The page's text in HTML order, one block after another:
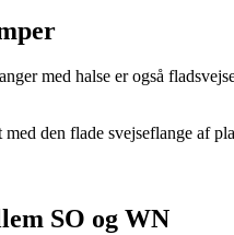
med halse er også
den flade svejseflange af
SO og WN